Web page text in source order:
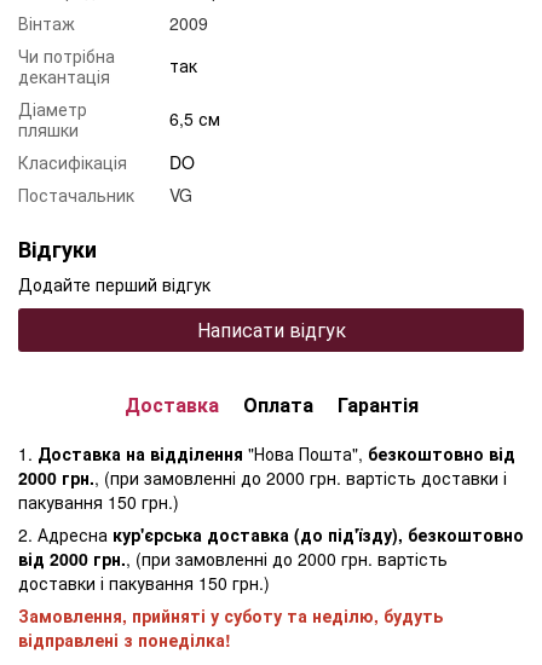
Вінтаж
2009
Чи потрібна
декантація
так
Діаметр
пляшки
6,5 см
Класифікація
DO
Постачальник
VG
Відгуки
Додайте перший відгук
Написати відгук
Доставка Оплата Гарантія
1. Доставка на відділення "Нова Пошта", безкоштовно від
2000 грн., (при замовленні до 2000 грн. вартість доставки і
пакування 150 грн.)
2. Адресна кур'єрська доставка (до під'їзду), безкоштовно
від 2000 грн., (при замовленні до 2000 грн. вартість
доставки і пакування 150 грн.)
Замовлення, прийняті у суботу та неділю, будуть
відправлені з понеділка!